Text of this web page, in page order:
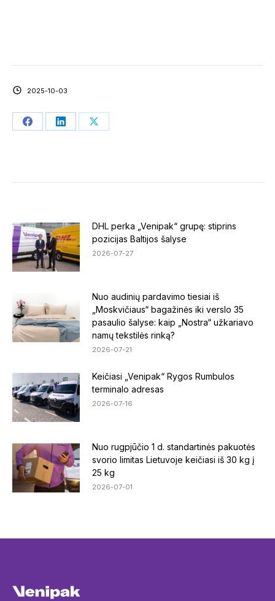
2025-10-03
Share Share Share
DHL perka „Venipak“ grupę: stiprins
pozicijas Baltijos šalyse
2026-07-27
Nuo audinių pardavimo tiesiai iš
„Moskvičiaus“ bagažinės iki verslo 35
pasaulio šalyse: kaip „Nostra“ užkariavo
namų tekstilės rinką?
2026-07-21
Keičiasi „Venipak“ Rygos Rumbulos
terminalo adresas
2026-07-16
Nuo rugpjūčio 1 d. standartinės pakuotės
svorio limitas Lietuvoje keičiasi iš 30 kg į
25 kg
2026-07-01